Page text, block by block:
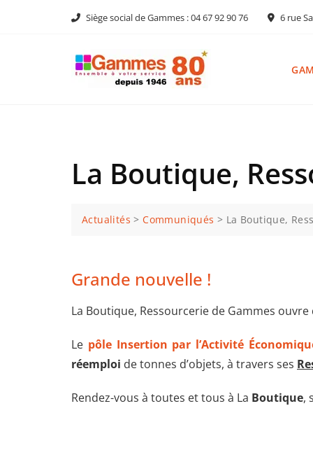
Siège social de Gammes : 04 67 92 90 76 6 rue
La Boutique,
Actualités >Communiqués > La Boutique,
Grande nouvelle !
La Boutique, Ressourcerie de Gammes
Le pôle Insertion par l’Activité
réemploi de tonnes d’objets, à travers ses
Rendez-vous à toutes et tous à La Boutique,